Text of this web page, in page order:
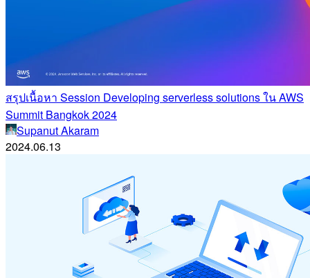
สรุปเนื้อหา Session Developing serverless solutions ใน AWS
Summit Bangkok 2024
Supanut Akaram
2024.06.13